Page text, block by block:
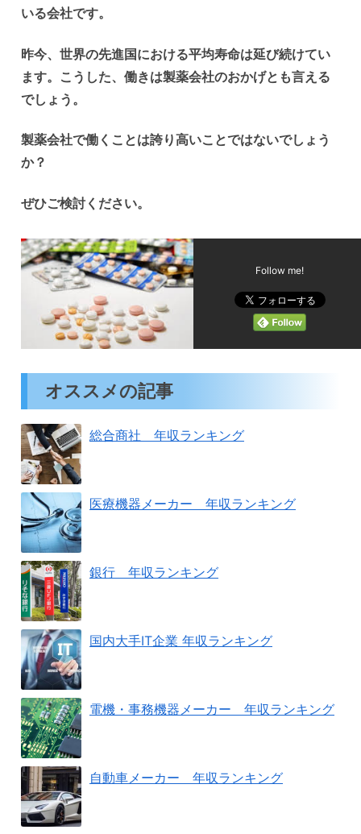
いる会社です。
昨今、世界の先進国における平均寿命は延び続けてい
ます。こうした、働きは製薬会社のおかげとも言える
でしょう。
製薬会社で働くことは誇り高いことではないでしょう
か？
ぜひご検討ください。
Follow me!
オススメの記事
総合商社 年収ランキング
医療機器メーカー 年収ランキング
銀行 年収ランキング
国内大手IT企業 年収ランキング
電機・事務機器メーカー 年収ランキング
自動車メーカー 年収ランキング